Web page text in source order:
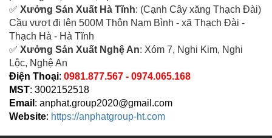
✅ Xưởng Sản Xuất Hà Tĩnh: (Cạnh Cây xăng Thạch Đài)
Cầu vượt đi lên 500M Thôn Nam Bình - xã Thạch Đài -
Thạch Hà - Hà Tĩnh
✅ Xưởng Sản Xuất Nghệ An: Xóm 7, Nghi Kim, Nghi
Lộc, Nghệ An
Điện Thoại: 0981.877.567 - 0974.065.168
MST: 3002152518
Email : anphat.group2020@gmail.com
Website: https://anphatgroup-ht.com